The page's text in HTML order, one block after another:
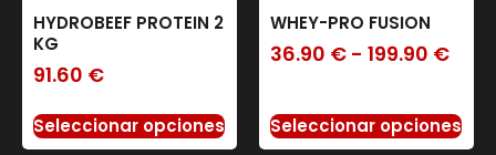
HYDROBEEF PROTEIN 2
KG
91.60 €
Seleccionar opciones
WHEY-PRO FUSION
36.90 € - 199.90 €
Seleccionar opciones